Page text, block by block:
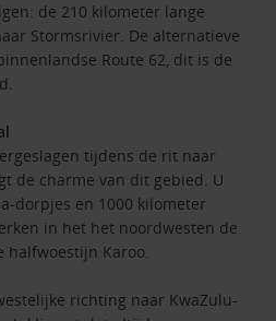
de 210 kilometer lange
Stormsrivier. De alternatieve
Route 62, dit is de
tijdens de rit naar
de charme van dit gebied. U
dorpjes en 1000 kilometer
in het het noordwesten de
halfwoestijn Karoo.
richting naar KwaZulu-